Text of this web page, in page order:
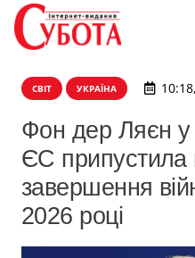
СВІТ УКРАЇНА
Фон дер Ляєн у
ЄС
завершення
2026 році